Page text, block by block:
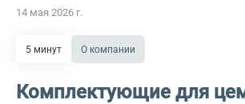
14 мая 2026 г.
5 минут О компании
Комплектующие для